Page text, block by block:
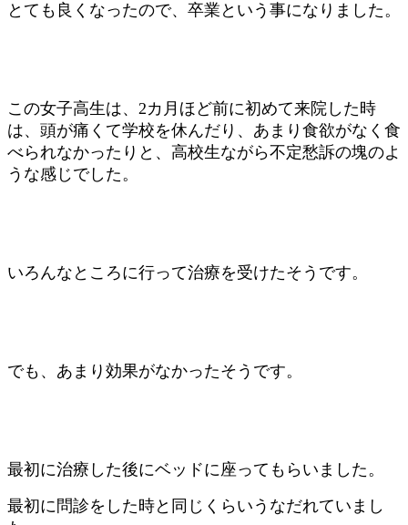
とても良くなったので、卒業という事になりました。
この女子高生は、2カ月ほど前に初めて来院した時
は、頭が痛くて学校を休んだり、あまり食欲がなく食
べられなかったりと、高校生ながら不定愁訴の塊のよ
うな感じでした。
いろんなところに行って治療を受けたそうです。
でも、あまり効果がなかったそうです。
最初に治療した後にベッドに座ってもらいました。
最初に問診をした時と同じくらいうなだれていまし